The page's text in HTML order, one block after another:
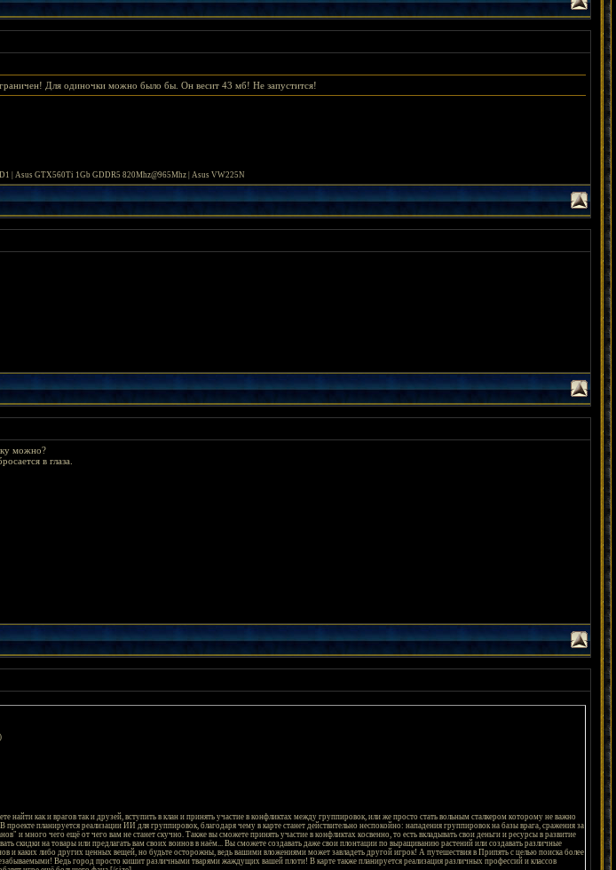
Для одиночки можно было бы. Он весит 43 мб! Не запустится!
| Asus GTX560Ti 1Gb GDDR5 820Mhz@965Mhz | Asus VW225N
можно?
в глаза.
как и врагов так и друзей, вступить в клан и принять участие в конфликтах между группировок, или же просто стать вольным сталкером которому не важно
планируется реализации ИИ для группировок, благодаря чему в карте станет действительно неспокойно: нападения группировок на базы врага, сражения за
и много чего ещё от чего вам не станет скучно. Также вы сможете принять участие в конфликтах косвенно, то есть вкладывать свои деньги и ресурсы в развитие
скидки на товары или предлагать вам своих воинов в наём... Вы сможете создавать даже свои плонтации по выращиванию растений или создавать различные
и каких либо других ценных вещей, но будьте осторожны, ведь вашими вложениями может завладеть другой игрок! А путешествия в Припять с целью поиска более
Ведь город просто кишит различными тварями жаждущих вашей плоти! В карте также планируется реализация различных профессий и классов